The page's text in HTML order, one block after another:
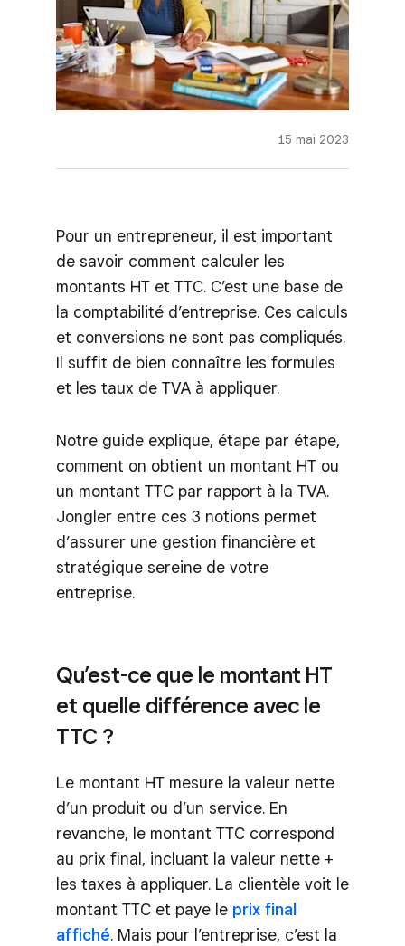
15 mai 2023
Pour un entrepreneur, il est important
de savoir comment calculer les
montants HT et TTC. C’est une base de
la comptabilité d’entreprise. Ces calculs
et conversions ne sont pas compliqués.
Il suffit de bien connaître les formules
et les taux de TVA à appliquer.
Notre guide explique, étape par étape,
comment on obtient un montant HT ou
un montant TTC par rapport à la TVA.
Jongler entre ces 3 notions permet
d’assurer une gestion financière et
stratégique sereine de votre
entreprise.
Qu’est-ce que le montant HT
et quelle différence avec le
TTC ?
Le montant HT mesure la valeur nette
d’un produit ou d’un service. En
revanche, le montant TTC correspond
au prix final, incluant la valeur nette +
les taxes à appliquer. La clientèle voit le
montant TTC et paye le prix final
affiché. Mais pour l’entreprise, c’est la